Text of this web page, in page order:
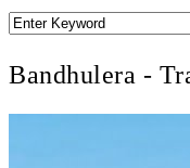
Bandhulera -